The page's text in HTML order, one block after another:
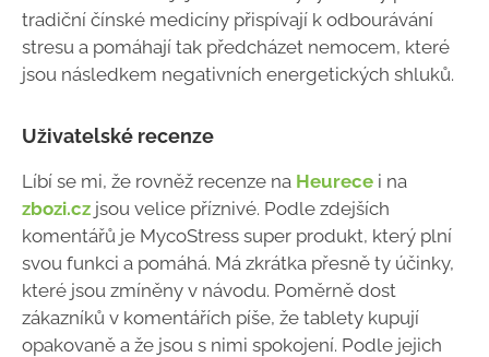
tradiční čínské medicíny přispívají k odbourávání
stresu a pomáhají tak předcházet nemocem, které
jsou následkem negativních energetických shluků.
Uživatelské recenze
Líbí se mi, že rovněž recenze na Heurece i na
zbozi.cz jsou velice příznivé. Podle zdejších
komentářů je MycoStress super produkt, který plní
svou funkci a pomáhá. Má zkrátka přesně ty účinky,
které jsou zmíněny v návodu. Poměrně dost
zákazníků v komentářích píše, že tablety kupují
opakovaně a že jsou s nimi spokojení. Podle jejich